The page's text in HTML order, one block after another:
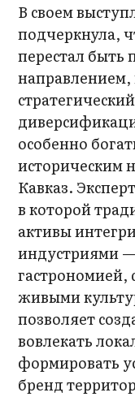
В своем
подчеркнула,
перестал
направлением,
особенно
историческим
Кавказ.
в которой
активы
индустриями
гастрономией,
живыми
позволяет
вовлекать
формировать
бренд